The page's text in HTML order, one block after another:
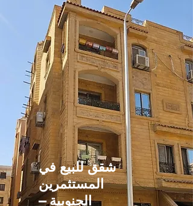
شقق للبيع في
المستثمرين
الجنوبية –